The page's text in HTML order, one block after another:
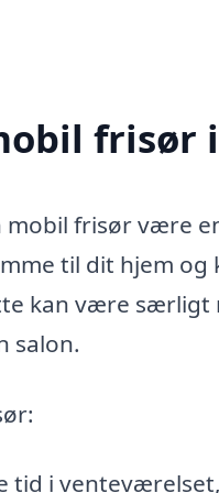
frisør
frisør være
til dit hjem og
kan være særligt
salon.
tid i